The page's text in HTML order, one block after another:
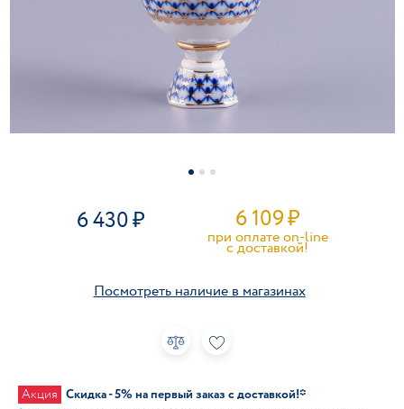
6 430 6 109₽
при оплате on-line
c доставкой!
Посмотреть наличие в магазинах
Акция Скидка - 5% на первый заказ с доставкой!*